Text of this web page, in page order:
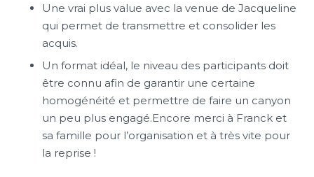
Une vrai plus value avec la venue de Jacqueline
qui permet de transmettre et consolider les
acquis.
Un format idéal, le niveau des participants doit
être connu afin de garantir une certaine
homogénéité et permettre de faire un canyon
un peu plus engagé.Encore merci à Franck et
sa famille pour l’organisation et à très vite pour
la reprise !